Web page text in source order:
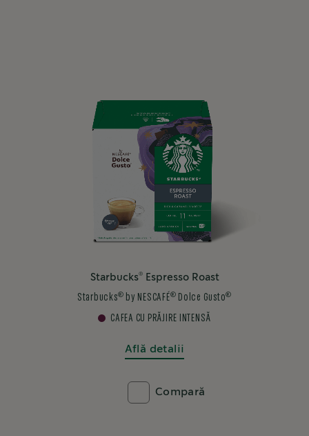
Starbucks®Espresso Roast
Starbucks® by NESCAFÉ® Dolce Gusto®
CAFEA CU PRĂJIRE INTENSĂ
Află detalii
Compară